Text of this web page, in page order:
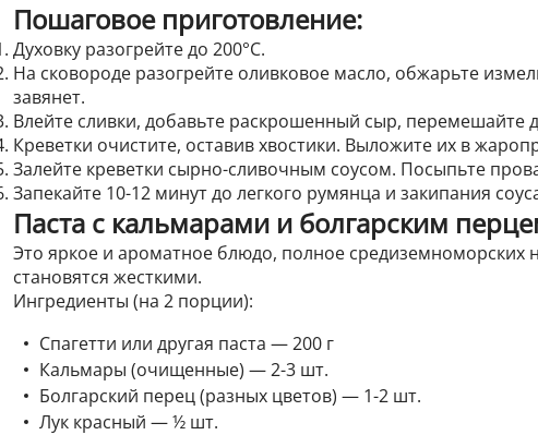
Пошаговое приготовление:
Духовку разогрейте до 200°C.
На сковороде разогрейте оливковое масло, обжарьте
завянет.
Влейте сливки, добавьте раскрошенный сыр, перемешайте
Креветки очистите, оставив хвостики. Выложите их в
Залейте креветки сырно-сливочным соусом. Посыпьте
Запекайте 10-12 минут до легкого румянца и закипания
Паста с кальмарами и болгарским
Это яркое и ароматное блюдо, полное средиземноморских
становятся жесткими.
Ингредиенты (на 2 порции):
Спагетти или другая паста — 200 г
Кальмары (очищенные) — 2-3 шт.
Болгарский перец (разных цветов) — 1-2 шт.
Лук красный — ½ шт.